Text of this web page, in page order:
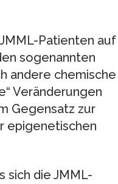
Patienten auf
sogenannten
andere chemische
Veränderungen
Gegensatz zur
epigenetischen
sich die JMML-